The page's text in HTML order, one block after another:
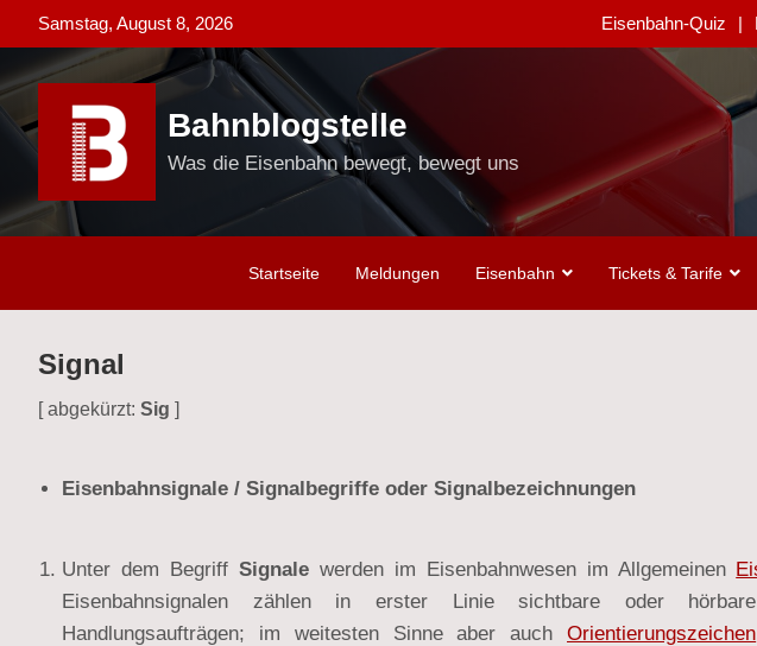
to
content
Samstag, August 8, 2026 Eisenbahn-Quiz
Bahnblogstelle
Was die Eisenbahn bewegt, bewegt uns
Startseite Meldungen Eisenbahn Tickets & Tarife
Signal
[ abgekürzt: Sig ]
Eisenbahnsignale / Signalbegriffe oder Signalbezeichnungen
Unter dem Begriff Signalewerden im Eisenbahnwesen im Allgemeinen
Eisenbahnsignalen zählen in erster Linie sichtbare oder
Handlungsaufträgen; im weitesten Sinne aber auchOrientierungszeichen